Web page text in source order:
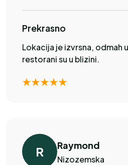
Prekrasno
Lokacija je izvrsna, odmah
restorani su u blizini.
R Raymond
Nizozemska